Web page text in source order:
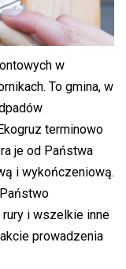
w
To gmina, w
terminowo
je od Państwa
i wykończeniową.
rury i wszelkie inne
prowadzenia